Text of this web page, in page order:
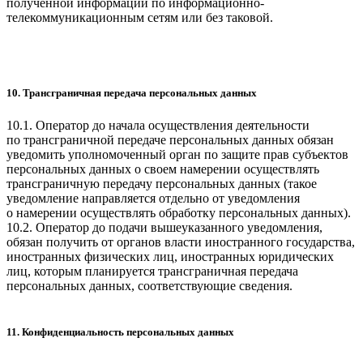
полученной информации по информационно-
телекоммуникационным сетям или без таковой.
10. Трансграничная передача персональных данных
10.1. Оператор до начала осуществления деятельности
по трансграничной передаче персональных данных обязан
уведомить уполномоченный орган по защите прав субъектов
персональных данных о своем намерении осуществлять
трансграничную передачу персональных данных (такое
уведомление направляется отдельно от уведомления
о намерении осуществлять обработку персональных данных).
10.2. Оператор до подачи вышеуказанного уведомления,
обязан получить от органов власти иностранного государства,
иностранных физических лиц, иностранных юридических
лиц, которым планируется трансграничная передача
персональных данных, соответствующие сведения.
11. Конфиденциальность персональных данных